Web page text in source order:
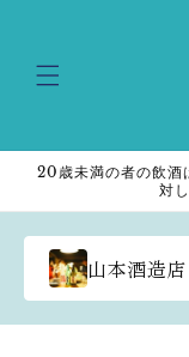
20歳未満の者の飲酒
対
山本酒造店